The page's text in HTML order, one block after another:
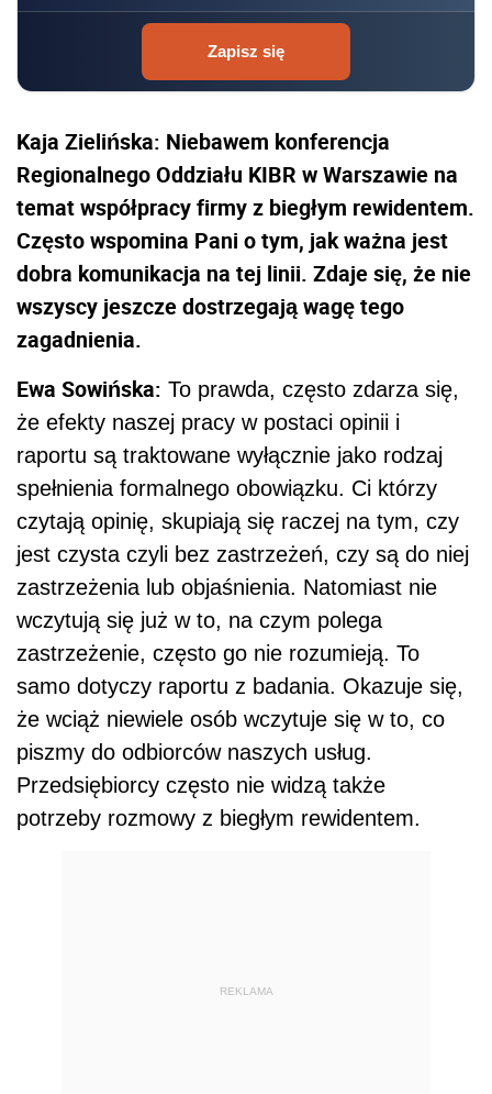
Zapisz się
Kaja Zielińska: Niebawem konferencja
Regionalnego Oddziału KIBR w Warszawie na
temat współpracy firmy z biegłym rewidentem.
Często wspomina Pani o tym, jak ważna jest
dobra komunikacja na tej linii. Zdaje się, że nie
wszyscy jeszcze dostrzegają wagę tego
zagadnienia.
Ewa Sowińska: To prawda, często zdarza się,
że efekty naszej pracy w postaci opinii i
raportu są traktowane wyłącznie jako rodzaj
spełnienia formalnego obowiązku. Ci którzy
czytają opinię, skupiają się raczej na tym, czy
jest czysta czyli bez zastrzeżeń, czy są do niej
zastrzeżenia lub objaśnienia. Natomiast nie
wczytują się już w to, na czym polega
zastrzeżenie, często go nie rozumieją. To
samo dotyczy raportu z badania. Okazuje się,
że wciąż niewiele osób wczytuje się w to, co
piszmy do odbiorców naszych usług.
Przedsiębiorcy często nie widzą także
potrzeby rozmowy z biegłym rewidentem.
REKLAMA